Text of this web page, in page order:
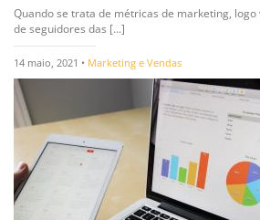
Quando se trata de métricas de marketing,
de seguidores das [...]
14 maio, 2021 • Marketing e Vendas